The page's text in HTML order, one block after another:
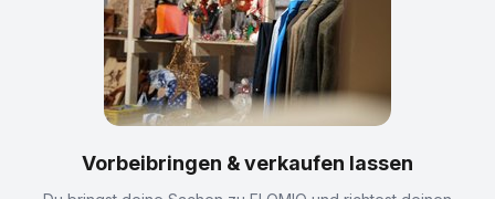
Vorbeibringen & verkaufen lassen